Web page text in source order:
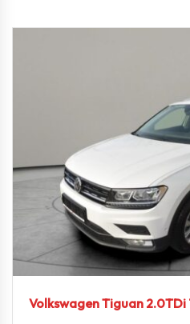
Volkswagen Tiguan 2.0TDi